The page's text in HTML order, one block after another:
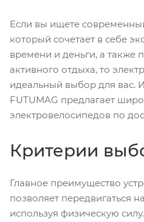
Если вы ищете
который сочетает в себе
времени и деньги, а также
активного отдыха, то
идеальный выбор для вас.
FUTUMAG предлагает
электровелосипедов по
Критерии
Главное преимущество
позволяет передвигаться
используя физическую